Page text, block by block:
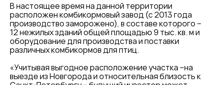
В настоящее время на данной территории
расположен комбикормовый завод (с 2013 года
производство заморожено), в составе которого –
12 нежилых зданий общей площадью 9 тыс. кв. м и
оборудование для производства и поставки
различных комбикормов для птиц.
«Учитывая выгодное расположение участка –на
выезде из Новгорода и относительная близость к